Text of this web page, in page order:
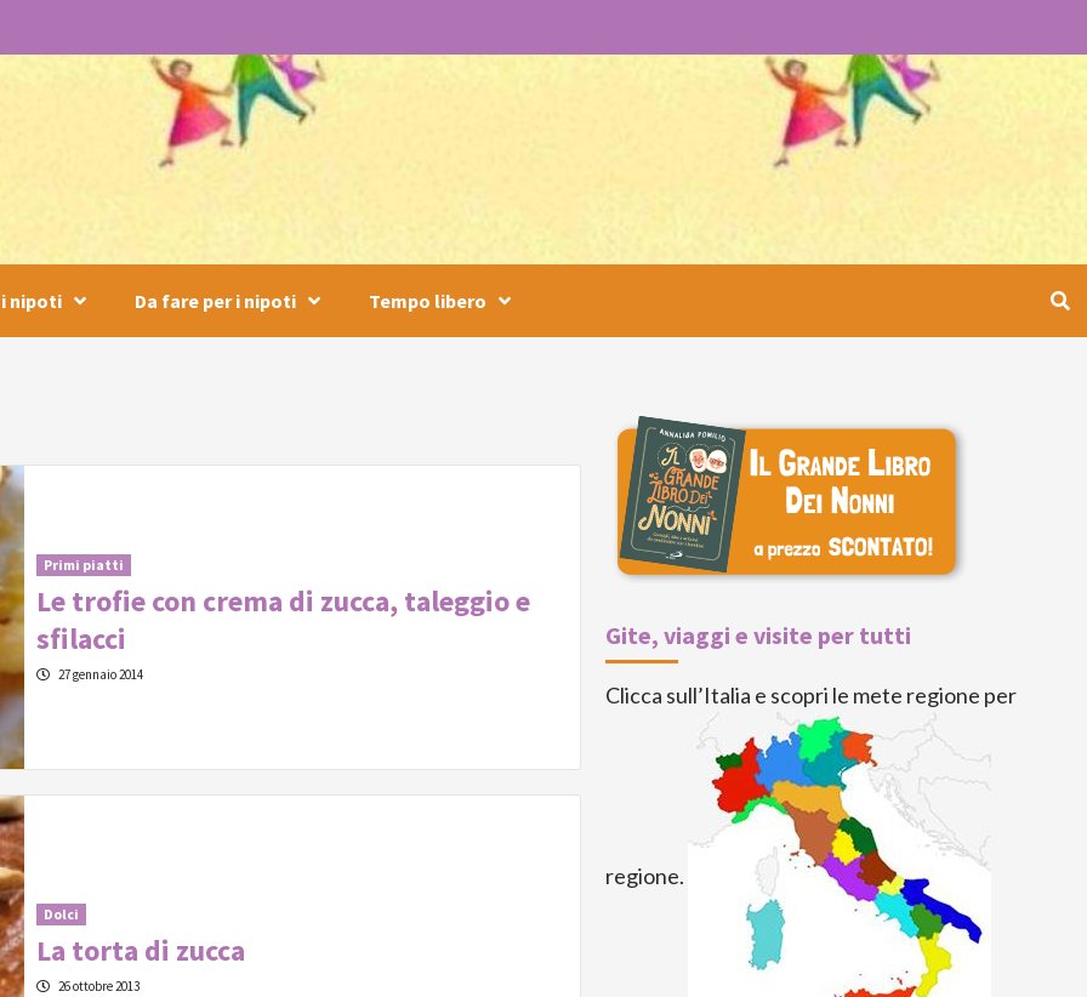
i nipoti Da fare per i nipoti Tempo libero
Primi piatti
Le trofie con crema di zucca, taleggio e
sfilacci
27 gennaio 2014
Dolci
La torta di zucca
26 ottobre 2013
Gite, viaggi e visite per tutti
Clicca sull’Italia e scopri le mete regione per
regione.